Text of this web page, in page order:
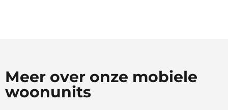
Meer over onze mobiele
woonunits